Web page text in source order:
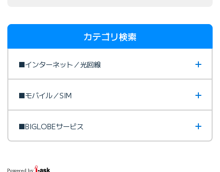
カテゴリ検索
■インターネット／光回線
■モバイル／SIM
■BIGLOBEサービス